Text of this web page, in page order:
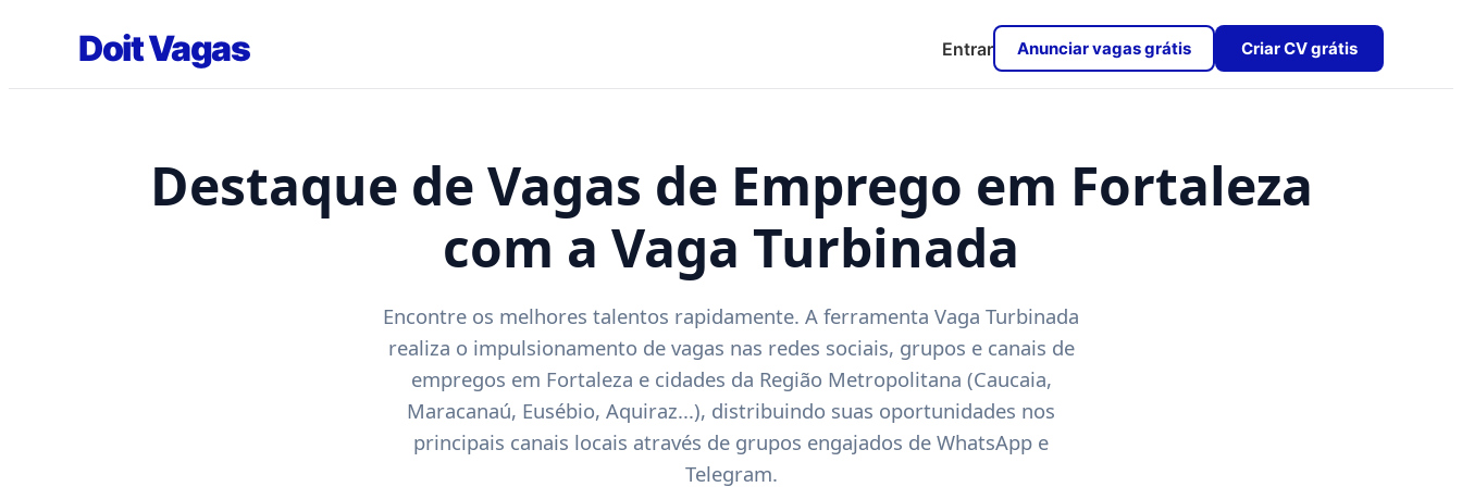
Doit Vagas Entrar Anunciar vagas grátis Criar CV grátis
Destaque de Vagas de Emprego em Fortaleza
com a Vaga Turbinada
Encontre os melhores talentos rapidamente. A ferramenta Vaga Turbinada
realiza o impulsionamento de vagas nas redes sociais, grupos e canais de
empregos em Fortaleza e cidades da Região Metropolitana (Caucaia,
Maracanaú, Eusébio, Aquiraz...), distribuindo suas oportunidades nos
principais canais locais através de grupos engajados de WhatsApp e
Telegram.